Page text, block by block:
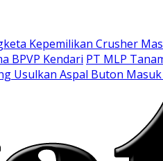
Kepemilikan Crusher
BPVP Kendari PT MLP
Usulkan Aspal Buton Masuk